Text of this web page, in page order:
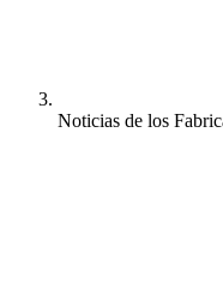
Noticias de los